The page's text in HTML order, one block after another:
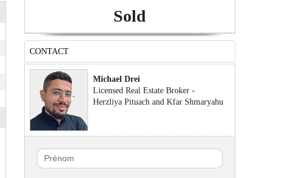
Sold
CONTACT
Michael Drei
Licensed Real Estate Broker -
Herzliya Pituach and Kfar Shmaryahu